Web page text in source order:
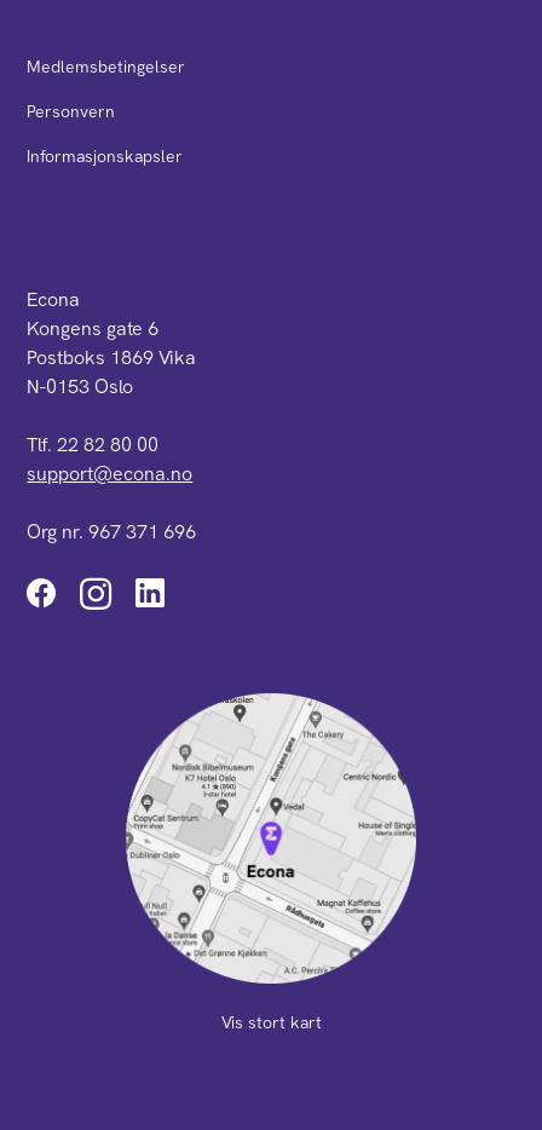
Medlemsbetingelser
Personvern
Informasjonskapsler
Econa
Kongens gate 6
Postboks 1869 Vika
N-0153 Oslo
Tlf. 22 82 80 00
support@econa.no
Org nr. 967 371 696
Instagram
Vis stort kart